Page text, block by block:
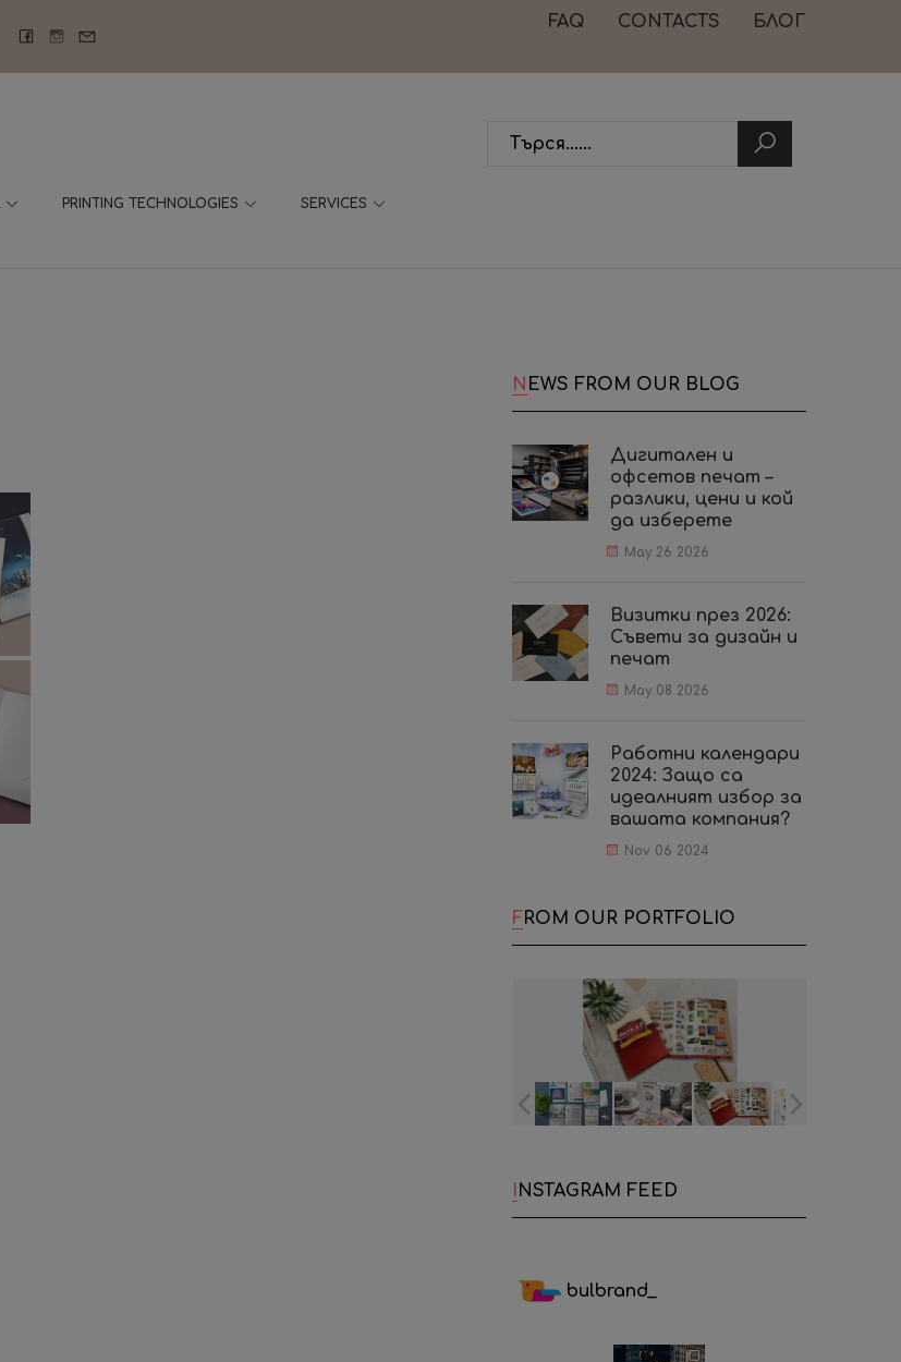
FAQ CONTACTS БЛОГ
PRINTING TECHNOLOGIES SERVICES
NEWS FROM OUR BLOG
Дигитален и
офсетов печат –
разлики, цени и кой
да изберете
May 26 2026
Визитки през 2026:
Съвети за дизайн и
печат
May 08 2026
Работни календари
2024: Защо са
идеалният избор за
вашата компания?
Nov 06 2024
FROM OUR PORTFOLIO
INSTAGRAM FEED
bulbrand_